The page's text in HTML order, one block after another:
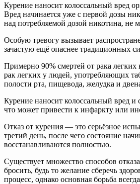
Курение наносит колоссальный вред
Вред начинается уже с первой дозы
над потребляемой дозой никотина, не
Особую тревогу вызывает
зачастую ещё опаснее традиционных
Примерно 90% смертей от рака
рак легких у людей, употребляющих
полости рта, пищевода, желудка и
Курение наносит колоссальный вред и
что может привести к инфаркту или
Отказ от курения — это серьёзное
третий день, после чего состояние
восстанавливаются полностью.
Существует множество способов
бросить, будь то желание сберечь
процесс, однако основная борьба